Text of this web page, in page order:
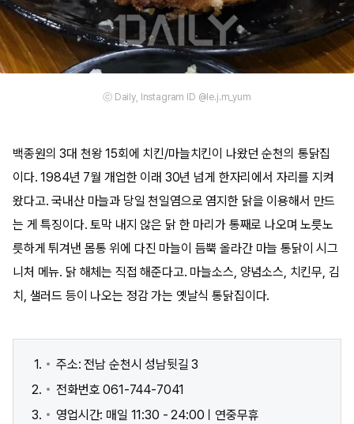
ⓒ Daily, Instagram ID @le.j.m_yum
백종원의 3대 천왕 15회에 치킨/마늘치킨이 나왔던 순천의 통닭집
이다. 1984년 7월 개업한 이래 30년 넘게 한자리에서 자리를 지켜
왔다고. 국내산 마늘과 당일 천일염으로 염지한 닭을 이용해서 만드
는 게 특징이다. 토막 내지 않은 닭 한 마리가 통째로 나오며 노릇노
릇하게 튀겨낸 몸통 위에 다진 마늘이 듬뿍 올라간 마늘 통닭이 시그
니처 메뉴. 닭 해체는 직접 해준다고. 마늘소스, 양념소스, 치킨무, 김
치, 샐러드 등이 나오는 정감 가는 옛날식 통닭집이다.​
주소: 전남 순천시 성남뒷길 3
전화번호 061-744-7041
영업시간: 매일 11:30 - 24:00ㅣ연중무휴